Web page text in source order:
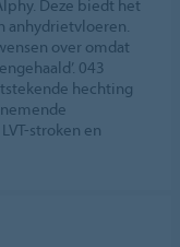
Deze biedt het
anhydrietvloeren.
over omdat
043
hechting
stroken en